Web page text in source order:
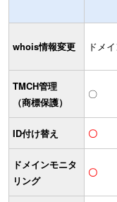
whois情報変更 ドメ
TMCH管理
（商標保護）
〇
ID付け替え 〇
ドメインモニタ
リング
〇